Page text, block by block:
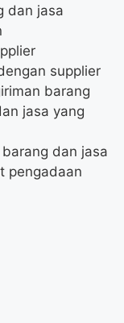
dan jasa
supplier
barang
jasa yang
dan jasa
pengadaan